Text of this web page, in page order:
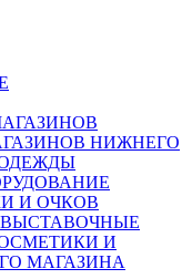
НИЖНЕГО
И ОЧКОВ
ВЫСТАВОЧНЫЕ
И
МАГАЗИНА